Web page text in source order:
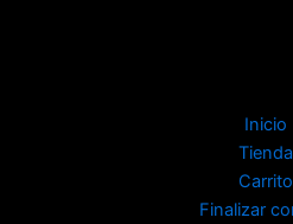
Inicio
Tienda
Carrito
Finalizar